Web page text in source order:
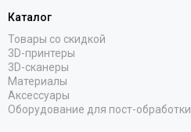
Каталог
Товары со скидкой
3D-принтеры
3D-сканеры
Материалы
Аксессуары
Оборудование для пост-обработки